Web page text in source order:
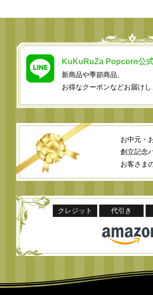
KuKuRuZa Popcorn公
新商品や季節商品、
お得なクーポンなどお届けし
お中元・
創立記念
お客さま
クレジット 代引き